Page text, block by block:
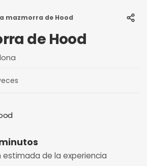
mazmorra de Hood
de Hood
estimada de la experiencia